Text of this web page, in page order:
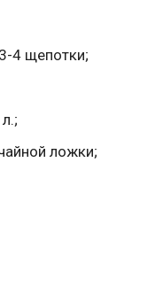
4 щепотки;
ложки;